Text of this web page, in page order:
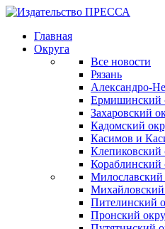
Главная
Округа
Все новости
Рязань
Александро-
Ермишинский
Захаровский
Кадомский
Касимов и
Клепиковский
Кораблинский
Милославский
Михайловский
Пителинский
Пронский